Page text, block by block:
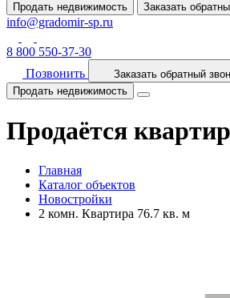
Продать недвижимость Заказать
info@gradomir-sp.ru
8 800 550-37-30
Позвонить
Заказать обратный
Продать недвижимость
Продаётся
Главная
Каталог объектов
Новостройки
2 комн. Квартира 76.7 кв. м